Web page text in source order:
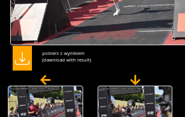
pobierz z wynikiem
(dawnload with result)